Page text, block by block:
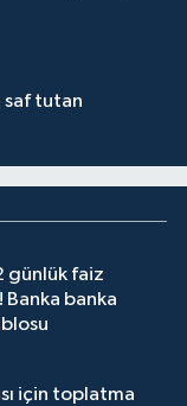
saf tutan
günlük faiz
banka
için toplatma